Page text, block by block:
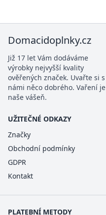
Domacidoplnky.cz
Již 17 let Vám dodáváme
výrobky nejvyšší kvality
ověřených značek. Uvařte si s
námi něco dobrého. Vaření je
naše vášeň.
UŽITEČNÉ ODKAZY
Značky
Obchodní podmínky
GDPR
Kontakt
PLATEBNÍ METODY